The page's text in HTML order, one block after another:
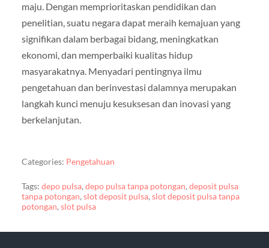
maju. Dengan memprioritaskan pendidikan dan
penelitian, suatu negara dapat meraih kemajuan yang
signifikan dalam berbagai bidang, meningkatkan
ekonomi, dan memperbaiki kualitas hidup
masyarakatnya. Menyadari pentingnya ilmu
pengetahuan dan berinvestasi dalamnya merupakan
langkah kunci menuju kesuksesan dan inovasi yang
berkelanjutan.
Categories: Pengetahuan
Tags: depo pulsa, depo pulsa tanpa potongan, deposit pulsa
tanpa potongan, slot deposit pulsa, slot deposit pulsa tanpa
potongan, slot pulsa